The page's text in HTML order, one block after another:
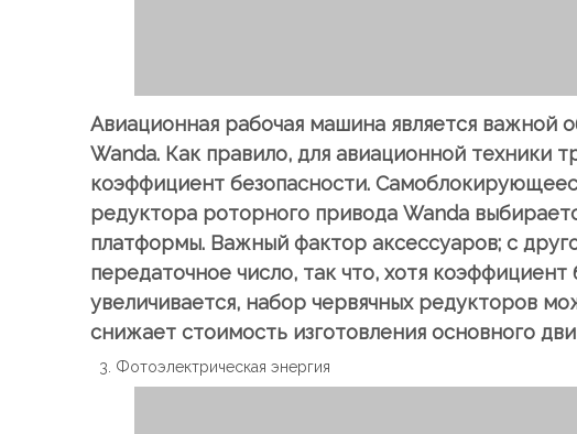
Авиационная рабочая машина является важной
Wanda. Как правило, для авиационной техники
коэффициент безопасности.
редуктора роторного привода Wanda
платформы. Важный фактор аксессуаров; с
передаточное число, так что, хотя коэффициент
увеличивается, набор червячных редукторов
снижает стоимость изготовления основного
3. Фотоэлектрическая энергия